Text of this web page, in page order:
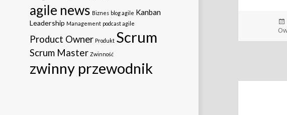
agile news Biznes blog agile Kanban
Leadership Management podcast agile
Product Owner Produkt Scrum
Scrum Master Zwinność
zwinny przewodnik